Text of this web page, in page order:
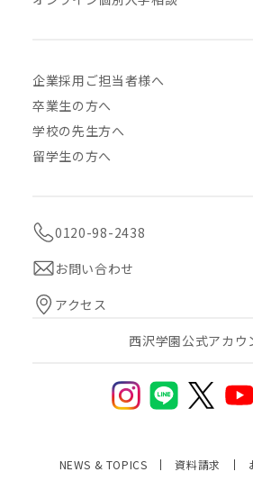
企業採用ご担当者様へ
卒業生の方へ
学校の先生方へ
留学生の方へ
0120-98-2438
お問い合わせ
アクセス
西沢学園公式アカウ
NEWS & TOPICS 資料請求